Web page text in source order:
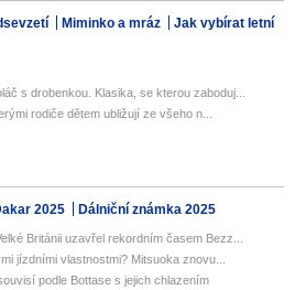
Miminko a mráz
Jak vybírat letní
s drobenkou. Klasika, se kterou zaboduj...
rodiče dětem ubližují ze všeho n...
2025 Dálniční známka 2025
Británii uzavřel rekordním časem Bezz...
jízdními vlastnostmi? Mitsuoka znovu...
podle Bottase s jejich chlazením